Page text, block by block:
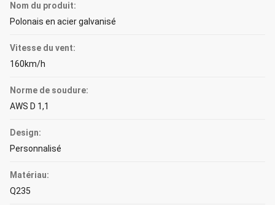
Nom du produit:
Polonais en acier galvanisé
Vitesse du vent:
160km/h
Norme de soudure:
AWS D 1,1
Design:
Personnalisé
Matériau:
Q235